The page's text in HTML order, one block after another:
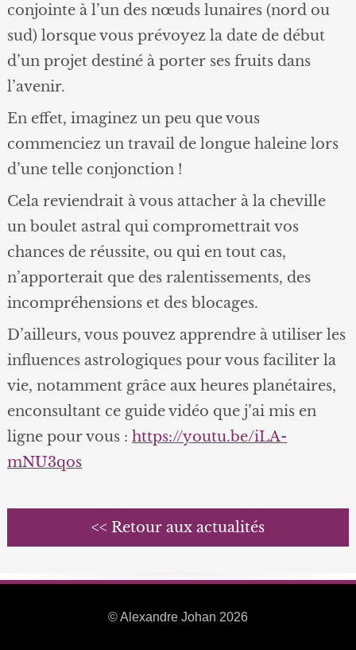
conjointe à l’un des nœuds lunaires (nord ou
sud) lorsque vous prévoyez la date de début
d’un projet destiné à porter ses fruits dans
l’avenir.
En effet, imaginez un peu que vous
commenciez un travail de longue haleine lors
d’une telle conjonction !
Cela reviendrait à vous attacher à la cheville
un boulet astral qui compromettrait vos
chances de réussite, ou qui en tout cas,
n’apporterait que des ralentissements, des
incompréhensions et des blocages.
D’ailleurs, vous pouvez apprendre à utiliser les
influences astrologiques pour vous faciliter la
vie, notamment grâce aux heures planétaires,
enconsultant ce guide vidéo que j’ai mis en
ligne pour vous :https://youtu.be/iLA-
mNU3qos
<< Retour aux actualités
© Alexandre Johan 2026